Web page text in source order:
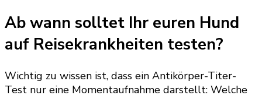
Ab wann solltet Ihr euren Hund
auf Reisekrankheiten testen?
Wichtig zu wissen ist, dass ein Antikörper-Titer-
Test nur eine Momentaufnahme darstellt: Welche